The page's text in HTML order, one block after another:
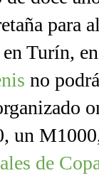
para
Turín,
no
un
de